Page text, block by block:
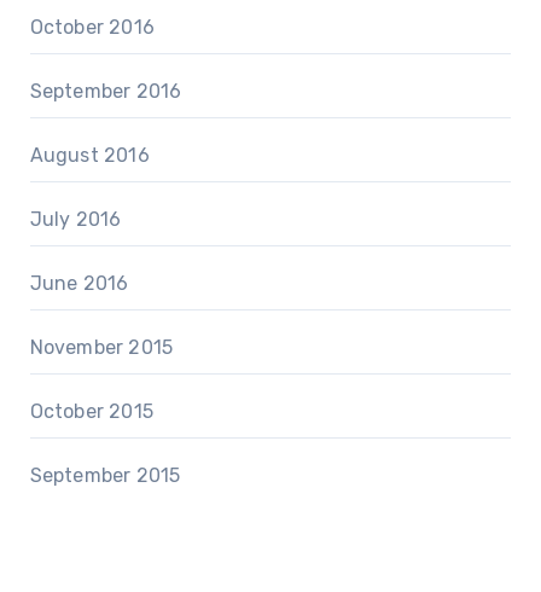
October 2016
September 2016
August 2016
July 2016
June 2016
November 2015
October 2015
September 2015